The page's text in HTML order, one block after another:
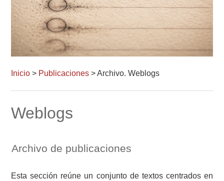
Inicio > Publicaciones > Archivo. Weblogs
Weblogs
Archivo de publicaciones
Esta sección reúne un conjunto de textos centrados en